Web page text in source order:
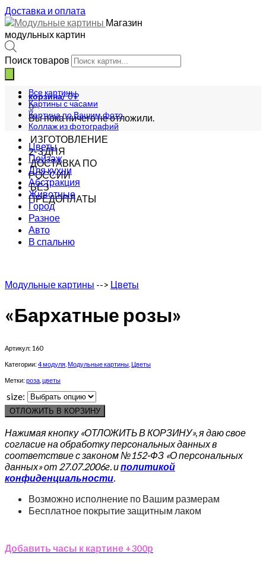
Доставка и оплата
Магазин
модульных картин
Поиск товаров
корзина/0₽
0
Вы пока ничего не отложили.
ИЗГОТОВЛЕНИЕ
2-3 ДНЯ
ДОСТАВКА ПО
РОССИИ
БЕЗ
ПРЕДОПЛАТЫ
Все картины
Картины с часами
Картина по Вашим фото
Коллаж из фотографий
Цветы
Пейзаж
Для кухни
Абстракция
Животные
Город
Разное
Авто
В спальню
Модульные картины --> Цветы
«Бархатные розы»
Артикул: 160
Категории: 4 модуля Модульные картины Цветы
Метки: роза цветы
size:
ОТЛОЖИТЬ В КОРЗИНУ
Нажимая кнопку «ОТЛОЖИТЬ В КОРЗИНУ», я даю свое
согласие на обработку персональных данных в
соответствие с законом №152-ФЗ «О персональных
данных» от 27.07.2006г. иполитикой
конфиденциальности.
Возможно исполнение по Вашим размерам
Бесплатное покрытие защитным лаком
Добавить часы к картине +300р